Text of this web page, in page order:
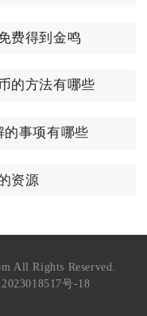
费得到金鸣
的方法有哪些
的事项有哪些
资源
All Rights Reserved.
号-18